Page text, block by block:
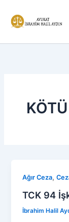
atla
Ağır Ceza,
TCK 94
İbrahim Halil